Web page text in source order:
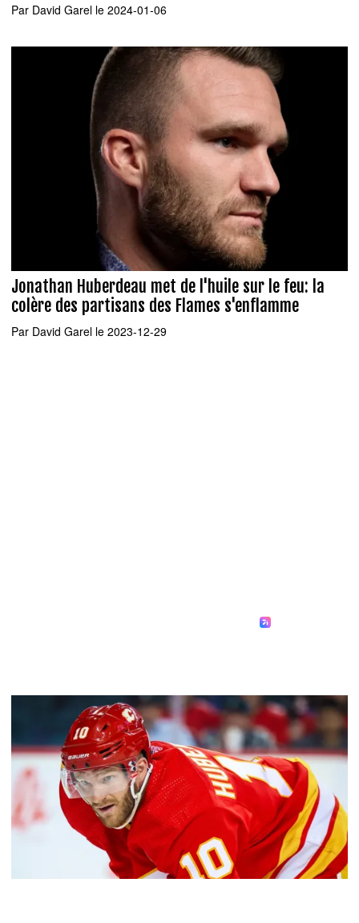
Par David Garel le 2024-01-06
Jonathan Huberdeau met de l'huile sur le feu: la
colère des partisans des Flames s'enflamme
Par David Garel le 2023-12-29